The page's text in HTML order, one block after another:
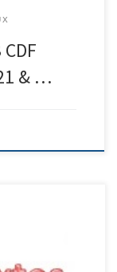
& …